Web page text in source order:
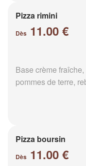
Pizza rimini
Dès 11.00 €
Base crème
pommes de terre,
Pizza boursin
Dès 11.00 €